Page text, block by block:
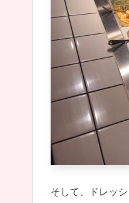
そして、ドレッ